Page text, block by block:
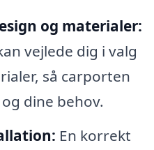
og materialer:
vejlede dig i valg
så carporten
dine behov.
En korrekt